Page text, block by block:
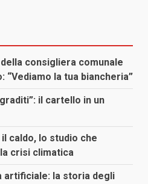
consigliera comunale
“Vediamo la tua biancheria”
il cartello in un
caldo, lo studio che
crisi climatica
artificiale: la storia degli